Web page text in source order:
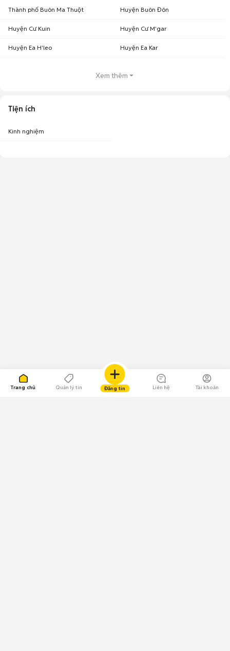
Trang chủ Quản lý tin Đăng tin Liên hệ Tài khoản
Thành phố Buôn Ma Thuột Huyện Buôn Đôn
Huyện Cư Kuin Huyện Cư M'gar
Huyện Ea H'leo Huyện Ea Kar
Xem thêm
Tiện ích
Kinh nghiệm